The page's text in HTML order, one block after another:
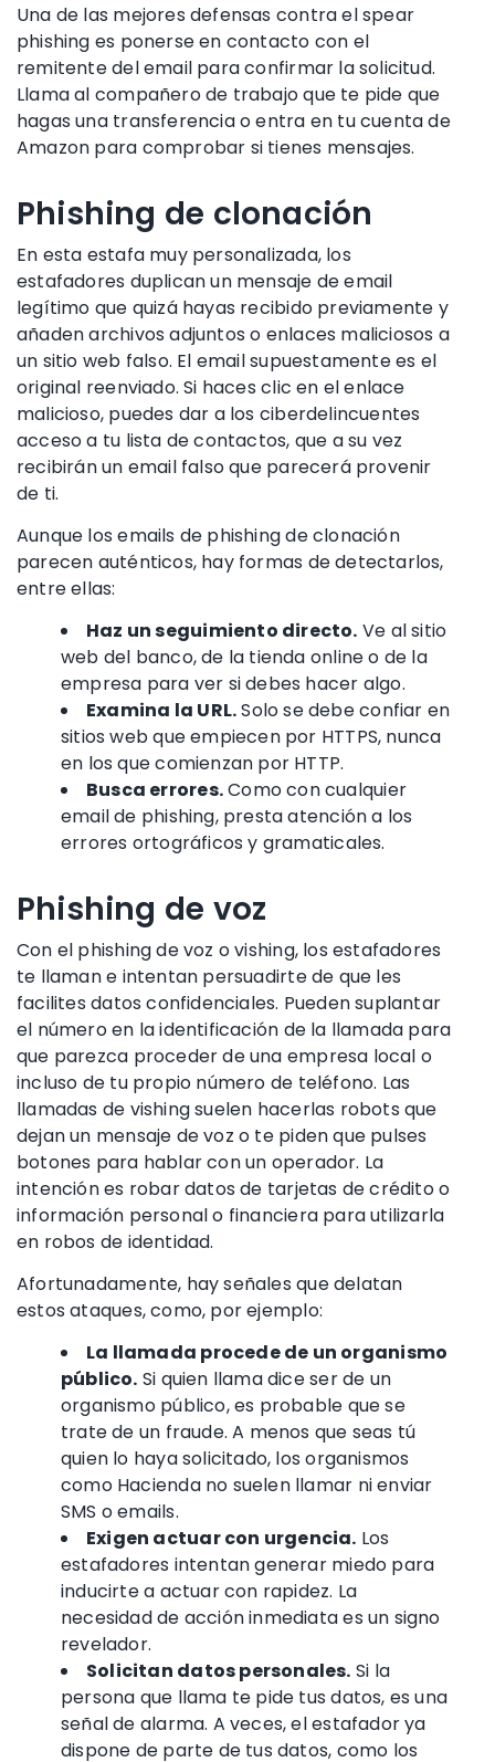
Una de las mejores defensas contra elspear
phishing es ponerse en contacto con el
remitente del email para confirmar la solicitud.
Llama al compañero de trabajo que te pide que
hagas una transferencia o entra en tu cuenta de
Amazon para comprobar si tienes mensajes.
Phishing de clonación
En esta estafa muy personalizada, los
estafadores duplican un mensaje de email
legítimo que quizá hayas recibido previamente y
añaden archivos adjuntos o enlaces maliciosos a
un sitio web falso. El email supuestamente es el
original reenviado. Si haces clic en elenlace
malicioso, puedes dar a los ciberdelincuentes
acceso a tu lista de contactos, que a su vez
recibirán un email falso que parecerá provenir
de ti.
Aunque los emails de phishing de clonación
parecen auténticos, hay formas de detectarlos,
entre ellas:
Haz un seguimiento directo. Ve al sitio
web del banco, de la tienda online o de la
empresa para ver si debes hacer algo.
Examina la URL.Solo se debe confiar en
sitios web que empiecen por HTTPS, nunca
en los que comienzan por HTTP.
Busca errores.Como con cualquier
email de phishing, presta atención a los
errores ortográficos y gramaticales.
Phishing de voz
Con el phishing de voz ovishing, los estafadores
te llaman e intentan persuadirte de que les
facilitesdatos confidenciales. Puedensuplantar
el número en la identificación de la llamada para
que parezca proceder de una empresa local o
incluso de tu propio número de teléfono. Las
llamadas de vishingsuelen hacerlas robots que
dejan un mensaje de voz o te piden que pulses
botones para hablar con un operador. La
intención es robardatos de tarjetas de créditoo
información personal o financierapara utilizarla
en robos de identidad.
Afortunadamente, hay señales que delatan
estos ataques, como, por ejemplo:
La llamada procede de un organismo
público. Si quien llama dice ser de un
organismo público, es probable que se
trate de un fraude. A menos que seas tú
quien lo haya solicitado, los organismos
como Hacienda no suelen llamar ni enviar
SMS o emails.
Exigen actuar con urgencia. Los
estafadores intentan generar miedo para
inducirte a actuar con rapidez. La
necesidad de acción inmediata es un signo
revelador.
Solicitan datos personales. Si la
persona que llama te pide tus datos, es una
señal de alarma. A veces, el estafador ya
dispone de parte de tus datos, como los